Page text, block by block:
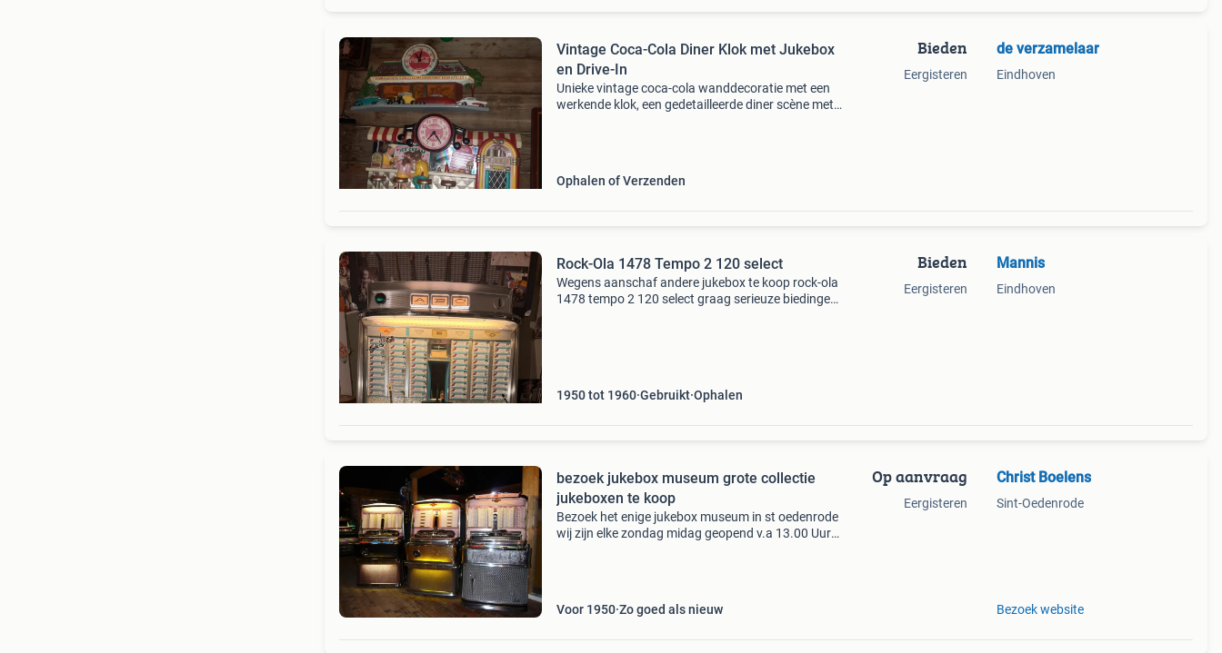
Vintage Coca-Cola Diner Klok met Jukebox
en Drive-In
Unieke vintage coca-cola wanddecoratie met een
werkende klok, een gedetailleerde diner scène met
Ophalen of Verzenden
Bieden
Eergisteren
de verzamelaar
Eindhoven
Rock-Ola 1478 Tempo 2 120 select
Wegens aanschaf andere jukebox te koop rock-ola
1478 tempo 2 120 select graag serieuze biedingen,
1950 tot 1960 Gebruikt Ophalen
Bieden
Eergisteren
Mannis
Eindhoven
bezoek jukebox museum grote collectie
jukeboxen te koop
Bezoek het enige jukebox museum in st oedenrode
wij zijn elke zondag midag geopend v.a 13.00 Uur
Voor 1950 Zo goed als nieuw
Op aanvraag
Eergisteren
Christ Boelens
Sint-Oedenrode
Bezoek website